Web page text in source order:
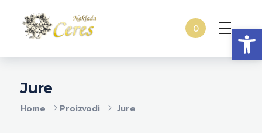
0
Home Proizvodi Jure
Jure